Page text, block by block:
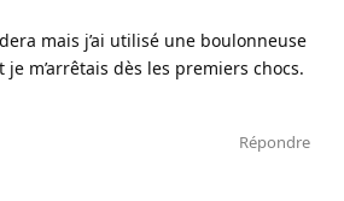
mais j’ai utilisé une boulonneuse
m’arrêtais dès les premiers chocs.
Répondre